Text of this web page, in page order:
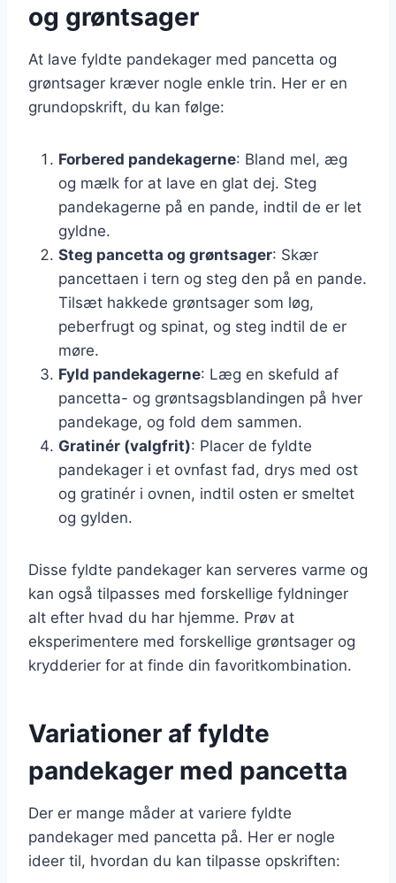
og grøntsager
At lave fyldte pandekager med pancetta og
grøntsager kræver nogle enkle trin. Her er en
grundopskrift, du kan følge:
Forbered pandekagerne: Bland mel, æg
og mælk for at lave en glat dej. Steg
pandekagerne på en pande, indtil de er let
gyldne.
Steg pancetta og grøntsager: Skær
pancettaen i tern og steg den på en pande.
Tilsæt hakkede grøntsager som løg,
peberfrugt og spinat, og steg indtil de er
møre.
Fyld pandekagerne: Læg en skefuld af
pancetta- og grøntsagsblandingen på hver
pandekage, og fold dem sammen.
Gratinér (valgfrit): Placer de fyldte
pandekager i et ovnfast fad, drys med ost
og gratinér i ovnen, indtil osten er smeltet
og gylden.
Disse fyldte pandekager kan serveres varme og
kan også tilpasses med forskellige fyldninger
alt efter hvad du har hjemme. Prøv at
eksperimentere med forskellige grøntsager og
krydderier for at finde din favoritkombination.
Variationer af fyldte
pandekager med pancetta
Der er mange måder at variere fyldte
pandekager med pancetta på. Her er nogle
ideer til, hvordan du kan tilpasse opskriften: